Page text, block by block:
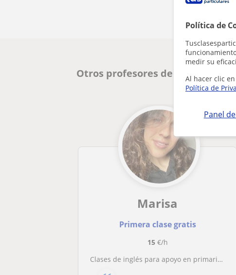
Política de
medir su
Al hacer clic
Política de
Panel
Otros profesores de Inglés en
Marisa
Primera clase gratis
15€/h
Clases de inglés para apoyo en primaria y ESO